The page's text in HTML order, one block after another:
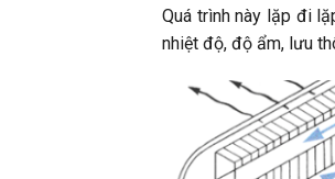
Quá trình này lặp đi
nhiệt độ, độ ẩm, lưu